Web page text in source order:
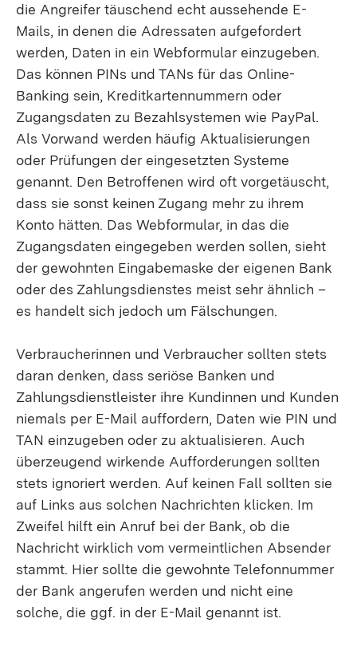
die Angreifer täuschend echt aussehende E-
Mails, in denen die Adressaten aufgefordert
werden, Daten in ein Webformular einzugeben.
Das können PINs und TANs für das Online-
Banking sein, Kreditkartennummern oder
Zugangsdaten zu Bezahlsystemen wie PayPal.
Als Vorwand werden häufig Aktualisierungen
oder Prüfungen der eingesetzten Systeme
genannt. Den Betroffenen wird oft vorgetäuscht,
dass sie sonst keinen Zugang mehr zu ihrem
Konto hätten. Das Webformular, in das die
Zugangsdaten eingegeben werden sollen, sieht
der gewohnten Eingabemaske der eigenen Bank
oder des Zahlungsdienstes meist sehr ähnlich –
es handelt sich jedoch um Fälschungen.
Verbraucherinnen und Verbraucher sollten stets
daran denken, dass seriöse Banken und
Zahlungsdienstleister ihre Kundinnen und Kunden
niemals per E-Mail auffordern, Daten wie PIN und
TAN einzugeben oder zu aktualisieren. Auch
überzeugend wirkende Aufforderungen sollten
stets ignoriert werden. Auf keinen Fall sollten sie
auf Links aus solchen Nachrichten klicken. Im
Zweifel hilft ein Anruf bei der Bank, ob die
Nachricht wirklich vom vermeintlichen Absender
stammt. Hier sollte die gewohnte Telefonnummer
der Bank angerufen werden und nicht eine
solche, die ggf. in der E-Mail genannt ist.